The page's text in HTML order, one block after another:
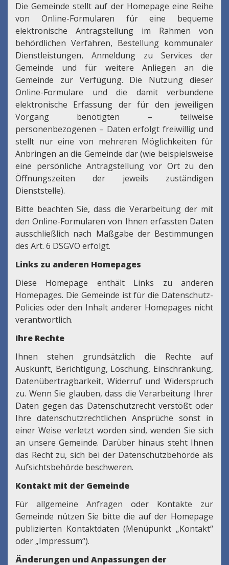
Die Gemeinde stellt auf der Homepage eine Reihe
von Online-Formularen für eine bequeme
elektronische Antragstellung im Rahmen von
behördlichen Verfahren, Bestellung kommunaler
Dienstleistungen, Anmeldung zu Services der
Gemeinde und für weitere Anliegen an die
Gemeinde zur Verfügung. Die Nutzung dieser
Online-Formulare und die damit verbundene
elektronische Erfassung der für den jeweiligen
Vorgang benötigten – teilweise
personenbezogenen – Daten erfolgt freiwillig und
stellt nur eine von mehreren Möglichkeiten für
Anbringen an die Gemeinde dar (wie beispielsweise
eine persönliche Antragstellung vor Ort zu den
Öffnungszeiten der jeweils zuständigen
Dienststelle).
Bitte beachten Sie, dass die Verarbeitung der mit
den Online-Formularen von Ihnen erfassten Daten
ausschließlich nach Maßgabe der Bestimmungen
des Art. 6 DSGVO erfolgt.
Links zu anderen Homepages
Diese Homepage enthält Links zu anderen
Homepages. Die Gemeinde ist für die Datenschutz-
Policies oder den Inhalt anderer Homepages nicht
verantwortlich.
Ihre Rechte
Ihnen stehen grundsätzlich die Rechte auf
Auskunft, Berichtigung, Löschung, Einschränkung,
Datenübertragbarkeit, Widerruf und Widerspruch
zu. Wenn Sie glauben, dass die Verarbeitung Ihrer
Daten gegen das Datenschutzrecht verstößt oder
Ihre datenschutzrechtlichen Ansprüche sonst in
einer Weise verletzt worden sind, wenden Sie sich
an unsere Gemeinde. Darüber hinaus steht Ihnen
das Recht zu, sich bei der Datenschutzbehörde als
Aufsichtsbehörde beschweren.
Kontakt mit der Gemeinde
Für allgemeine Anfragen oder Kontakte zur
Gemeinde nützen Sie bitte die auf der Homepage
publizierten Kontaktdaten (Menüpunkt „Kontakt“
oder „Impressum“).
Änderungen und Anpassungen der